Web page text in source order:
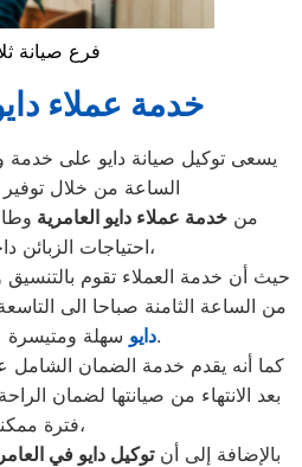
فرع صيانة
خدمة عملاء
يسعى توكيل صيانة دايو على خدمة
الساعة من خلال
منخدمة عملاء دايو العامرية
احتياجات الزبائن داخل الفروع،
حيث أن خدمة العملاء تقوم بالتنسيق
من الساعة الثامنة صباحا الى
دايوسهلة ومتيسرة على الجميع.
كما أنه يقدم خدمة الضمان الشامل
بعد الانتهاء من صيانتها لضمان
فترة ممكنة،
بالإضافة إلى أنتوكيل دايو في